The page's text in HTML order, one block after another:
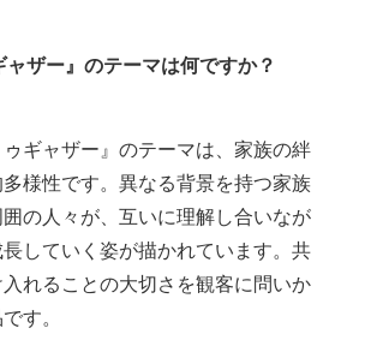
ャザー』のテーマは何ですか？
ギャザー』のテーマは、家族の絆
多様性です。異なる背景を持つ家族
囲の人々が、互いに理解し合いなが
長していく姿が描かれています。共
れることの大切さを観客に問いか
す。